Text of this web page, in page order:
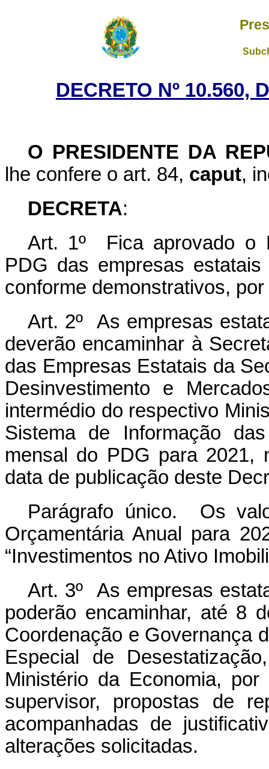
DECRETO Nº 10.560,
O PRESIDENTE DA
lhe confere o art. 84, caput,
DECRETA:
Art. 1º Fica aprovado o
PDG das empresas
conforme demonstrativos,
Art. 2º As empresas
deverão encaminhar à
das Empresas Estatais da
Desinvestimento e
intermédio do respectivo
Sistema de Informação
mensal do PDG para 2021,
data de publicação deste
Parágrafo único. Os
Orçamentária Anual para
“Investimentos no Ativo
Art. 3º As empresas
poderão encaminhar, até 8
Coordenação e Governança
Especial de
Ministério da Economia,
supervisor, propostas de
acompanhadas de
alterações solicitadas.